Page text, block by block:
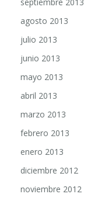
agosto 2013
julio 2013
junio 2013
mayo 2013
abril 2013
marzo 2013
febrero 2013
enero 2013
diciembre 2012
noviembre 2012
octubre 2012